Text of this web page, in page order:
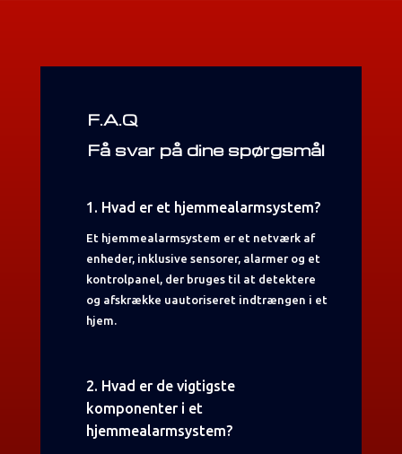
F.A.Q
Få svar på dine spørgsmål
1. Hvad er et hjemmealarmsystem?
Et hjemmealarmsystem er et netværk af
enheder, inklusive sensorer, alarmer og et
kontrolpanel, der bruges til at detektere
og afskrække uautoriseret indtrængen i et
hjem.
2. Hvad er de vigtigste
komponenter i et
hjemmealarmsystem?